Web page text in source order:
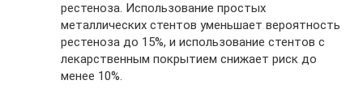
рестеноза. Использование простых
металлических стентов уменьшает вероятность
рестеноза до 15%, и использование стентов с
лекарственным покрытием снижает риск до
менее 10%.